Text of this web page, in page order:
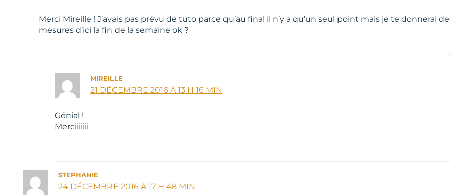
Merci Mireille ! J’avais pas prévu de tuto parce qu’au final il n’y a qu’un seul point mais je te donnerai
mesures d’ici la fin de la semaine ok ?
MIREILLE
21 DÉCEMBRE 2016 À 13 H 16 MIN
Génial !
Merciiiiiii
STEPHANIE
24 DÉCEMBRE 2016 À 17 H 48 MIN